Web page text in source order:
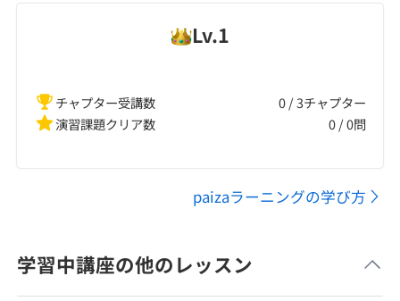
Lv.1
チャプター受講数
0 / 3チャプター
演習課題クリア数
0/0問
paizaラーニングの学び方
学習中講座の他のレッスン